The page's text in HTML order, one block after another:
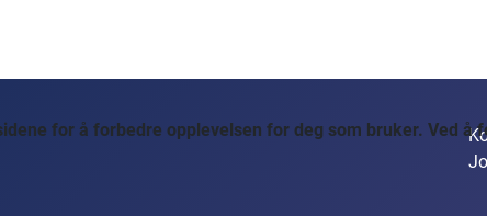
for å forbedre opplevelsen for deg som bruker. Ved å